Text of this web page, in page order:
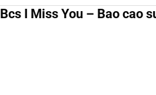
Bcs I Miss You – Bao cao